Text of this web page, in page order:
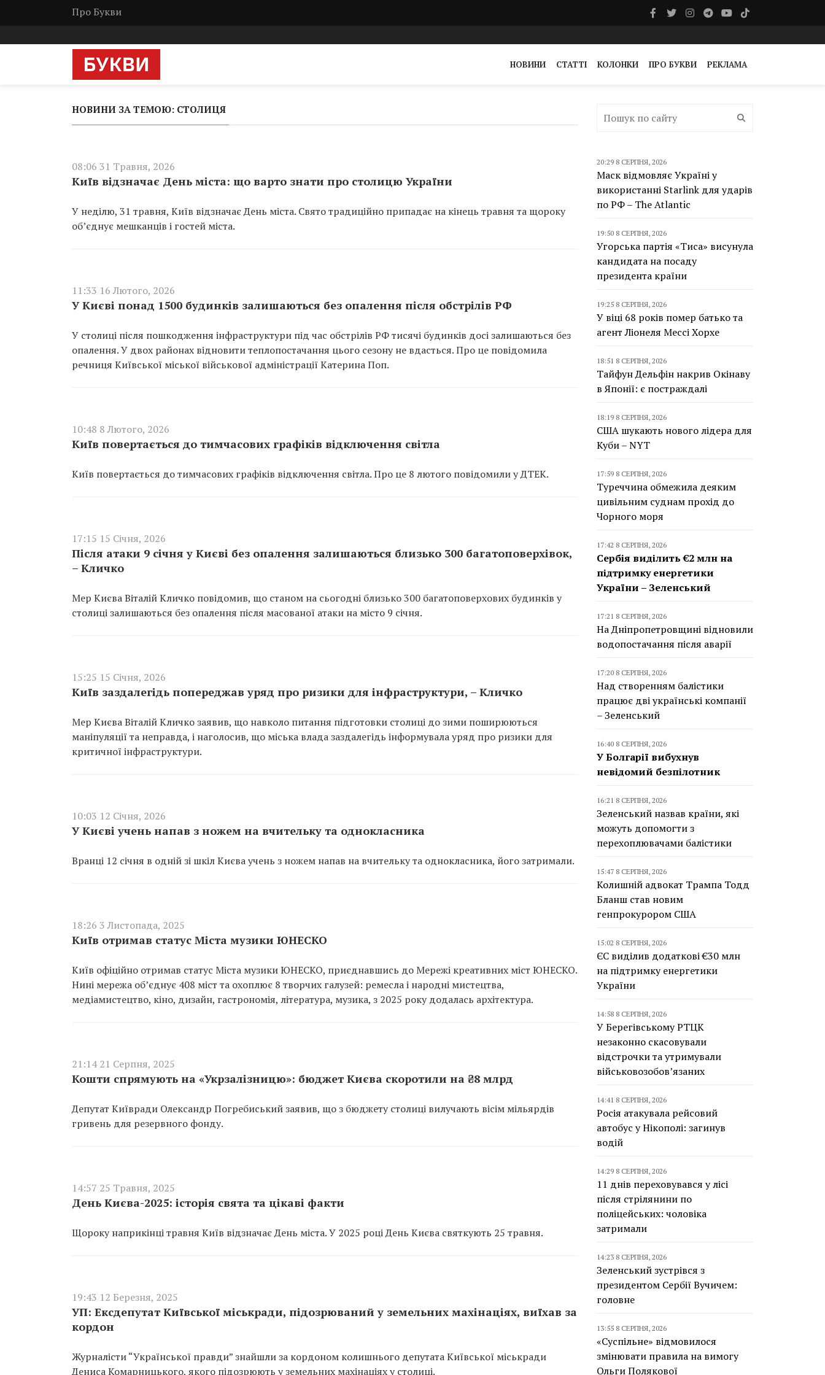
Про Букви
НОВИНИ СТАТТІ КОЛОНКИ ПРО БУКВИ РЕКЛАМА
НОВИНИ ЗА ТЕМОЮ: СТОЛИЦЯ
08:06 31 Травня, 2026
Київ відзначає День міста: що варто знати про столицю України
У неділю, 31 травня, Київ відзначає День міста. Свято традиційно припадає на кінець травня та щороку
об’єднує мешканців і гостей міста.
11:33 16 Лютого, 2026
У Києві понад 1500 будинків залишаються без опалення після обстрілів РФ
У столиці після пошкодження інфраструктури під час обстрілів РФ тисячі будинків досі залишаються без
опалення. У двох районах відновити теплопостачання цього сезону не вдасться. Про це повідомила
речниця Київської міської військової адміністрації Катерина Поп.
10:48 8 Лютого, 2026
Київ повертається до тимчасових графіків відключення світла
Київ повертається до тимчасових графіків відключення світла. Про це 8 лютого повідомили у ДТЕК.
17:15 15 Січня, 2026
Після атаки 9 січня у Києві без опалення залишаються близько 300 багатоповерхівок,
– Кличко
Мер Києва Віталій Кличко повідомив, що станом на сьогодні близько 300 багатоповерхових будинків у
столиці залишаються без опалення після масованої атаки на місто 9 січня.
15:25 15 Січня, 2026
Київ заздалегідь попереджав уряд про ризики для інфраструктури, – Кличко
Мер Києва Віталій Кличко заявив, що навколо питання підготовки столиці до зими поширюються
маніпуляції та неправда, і наголосив, що міська влада заздалегідь інформувала уряд про ризики для
критичної інфраструктури.
10:03 12 Січня, 2026
У Києві учень напав з ножем на вчительку та однокласника
Вранці 12 січня в одній зі шкіл Києва учень з ножем напав на вчительку та однокласника, його затримали.
18:26 3 Листопада, 2025
Київ отримав статус Міста музики ЮНЕСКО
Київ офіційно отримав статус Міста музики ЮНЕСКО, приєднавшись до Мережі креативних міст ЮНЕСКО.
Нині мережа об’єднує 408 міст та охоплює 8 творчих галузей: ремесла і народні мистецтва,
медіамистецтво, кіно, дизайн, гастрономія, література, музика, з 2025 року додалась архітектура.
21:14 21 Серпня, 2025
Кошти спрямують на «Укрзалізницю»: бюджет Києва скоротили на ₴8 млрд
Депутат Київради Олександр Погребиський заявив, що з бюджету столиці вилучають вісім мільярдів
гривень для резервного фонду.
14:57 25 Травня, 2025
День Києва-2025: історія свята та цікаві факти
Щороку наприкінці травня Київ відзначає День міста. У 2025 році День Києва святкують 25 травня.
19:43 12 Березня, 2025
УП: Ексдепутат Київської міськради, підозрюваний у земельних махінаціях, виїхав за
кордон
Журналісти “Української правди” знайшли за кордоном колишнього депутата Київської міськради
Дениса Комарницького, якого підозрюють у земельних махінаціях у столиці.
20:29 8 СЕРПНЯ, 2026
Маск відмовляє Україні у
використанні Starlink для ударів
по РФ – The Atlantic
19:50 8 СЕРПНЯ, 2026
Угорська партія «Тиса» висунула
кандидата на посаду
президента країни
19:25 8 СЕРПНЯ, 2026
У віці 68 років помер батько та
агент Ліонеля Мессі Хорхе
18:51 8 СЕРПНЯ, 2026
Тайфун Дельфін накрив Окінаву
в Японії: є постраждалі
18:19 8 СЕРПНЯ, 2026
США шукають нового лідера для
Куби – NYT
17:59 8 СЕРПНЯ, 2026
Туреччина обмежила деяким
цивільним суднам прохід до
Чорного моря
17:42 8 СЕРПНЯ, 2026
Сербія виділить €2 млн на
підтримку енергетики
України – Зеленський
17:21 8 СЕРПНЯ, 2026
На Дніпропетровщині відновили
водопостачання після аварії
17:20 8 СЕРПНЯ, 2026
Над створенням балістики
працює дві українські компанії
– Зеленський
16:40 8 СЕРПНЯ, 2026
У Болгарії вибухнув
невідомий безпілотник
16:21 8 СЕРПНЯ, 2026
Зеленський назвав країни, які
можуть допомогти з
перехоплювачами балістики
15:47 8 СЕРПНЯ, 2026
Колишній адвокат Трампа Тодд
Бланш став новим
генпрокурором США
15:02 8 СЕРПНЯ, 2026
ЄС виділив додаткові €30 млн
на підтримку енергетики
України
14:58 8 СЕРПНЯ, 2026
У Берегівському РТЦК
незаконно скасовували
відстрочки та утримували
військовозобов’язаних
14:41 8 СЕРПНЯ, 2026
Росія атакувала рейсовий
автобус у Нікополі: загинув
водій
14:29 8 СЕРПНЯ, 2026
11 днів переховувався у лісі
після стрілянини по
поліцейських: чоловіка
затримали
14:23 8 СЕРПНЯ, 2026
Зеленський зустрівся з
президентом Сербії Вучичем:
головне
13:55 8 СЕРПНЯ, 2026
«Суспільне» відмовилося
змінювати правила на вимогу
Ольги Полякової